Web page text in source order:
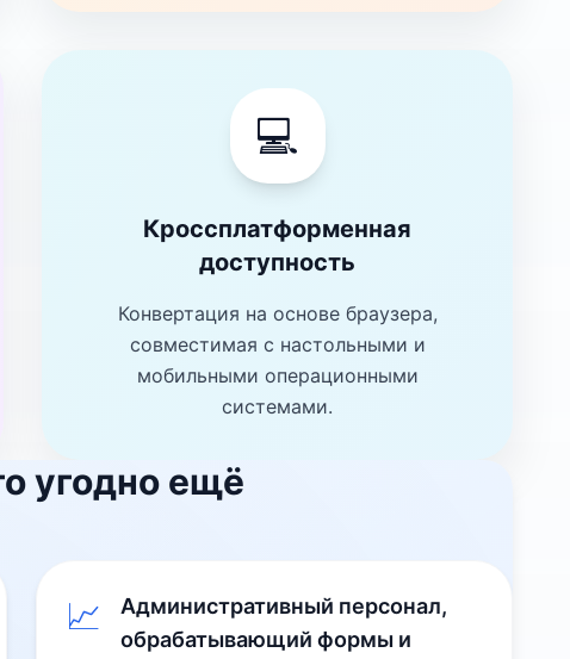
💻
Кроссплатформенная
доступность
Конвертация на основе браузера,
совместимая с настольными и
мобильными операционными
системами.
угодно ещё
📈
Административный персонал,
обрабатывающий формы и